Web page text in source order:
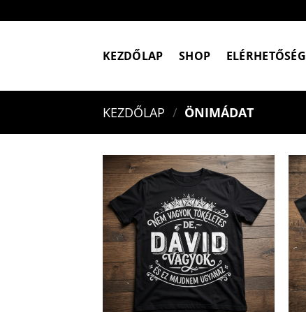
to
KEZDŐLAP SHOP ELÉRHETŐSÉG
KEZDŐLAP / ÖNIMÁDAT